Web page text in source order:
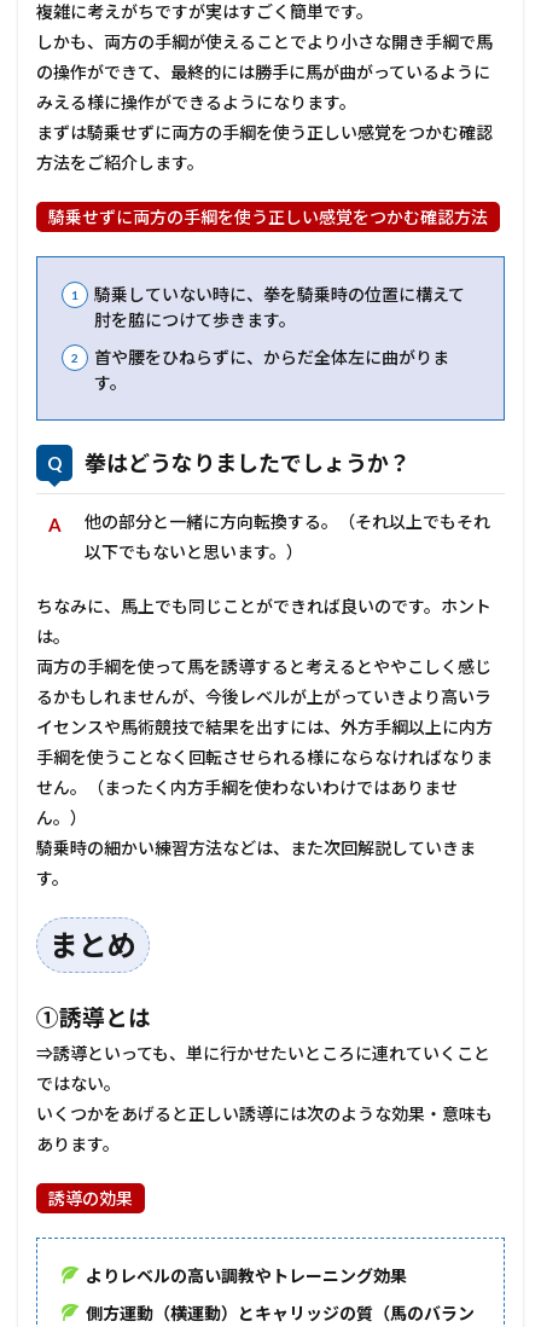
複雑に考えがちですが実はすごく簡単です。
しかも、両方の手綱が使えることでより小さな開き手綱で馬
の操作ができて、最終的には勝手に馬が曲がっているように
みえる様に操作ができるようになります。
まずは騎乗せずに両方の手綱を使う正しい感覚をつかむ確認
方法をご紹介します。
騎乗せずに両方の手綱を使う正しい感覚をつかむ確認方法
騎乗していない時に、拳を騎乗時の位置に構えて
肘を脇につけて歩きます。
首や腰をひねらずに、からだ全体左に曲がりま
す。
拳はどうなりましたでしょうか？
他の部分と一緒に方向転換する。（それ以上でもそれ
以下でもないと思います。）
ちなみに、馬上でも同じことができれば良いのです。ホント
は。
両方の手綱を使って馬を誘導すると考えるとややこしく感じ
るかもしれませんが、今後レベルが上がっていきより高いラ
イセンスや馬術競技で結果を出すには、外方手綱以上に内方
手綱を使うことなく回転させられる様にならなければなりま
せん。（まったく内方手綱を使わないわけではありませ
ん。）
騎乗時の細かい練習方法などは、また次回解説していきま
す。
まとめ
①誘導とは
⇒誘導といっても、単に行かせたいところに連れていくこと
ではない。
いくつかをあげると正しい誘導には次のような効果・意味も
あります。
誘導の効果
よりレベルの高い調教やトレーニング効果
側方運動（横運動）とキャリッジの質（馬のバラン